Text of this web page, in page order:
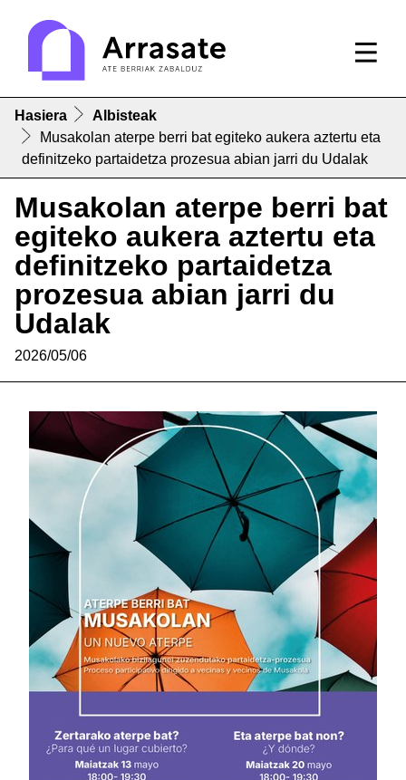
Hasiera
Albisteak
Musakolan aterpe berri bat egiteko aukera aztertu eta
definitzeko partaidetza prozesua abian jarri du Udalak
Musakolan aterpe berri bat
egiteko aukera aztertu eta
definitzeko partaidetza
prozesua abian jarri du
Udalak
2026/05/06